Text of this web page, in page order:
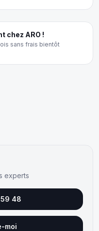
chez ARO !
sans frais bientôt
experts
48
moi